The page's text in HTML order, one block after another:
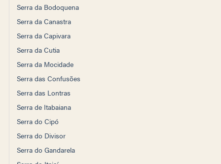
Serra da Bodoquena
Serra da Canastra
Serra da Capivara
Serra da Cutia
Serra da Mocidade
Serra das Confusões
Serra das Lontras
Serra de Itabaiana
Serra do Cipó
Serra do Divisor
Serra do Gandarela